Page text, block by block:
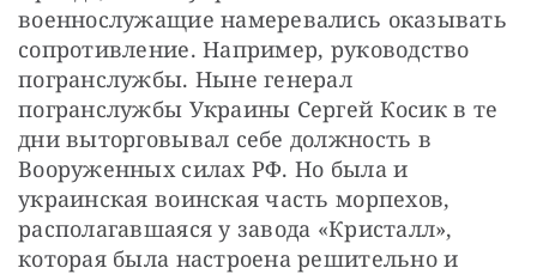
военнослужащие намеревались оказывать
сопротивление. Например, руководство
погранслужбы. Ныне генерал
погранслужбы Украины Сергей Косик в те
дни выторговывал себе должность в
Вооруженных силах РФ. Но была и
украинская воинская часть морпехов,
располагавшаяся у завода «Кристалл»,
которая была настроена решительно и